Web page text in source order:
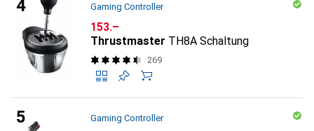
Gaming Controller
CHF
153.–
Thrustmaster TH8A Schaltung
269
Gaming Controller